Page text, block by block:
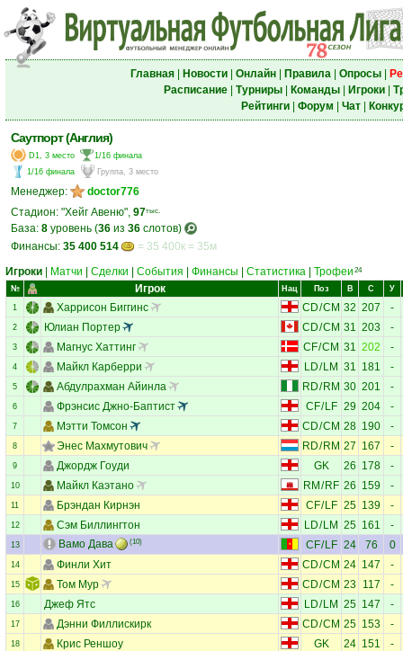
Главная| Новости| Онлайн| Правила| Опросы|
Расписание| Турниры| Команды| Игроки|
Рейтинги| Форум Чат|
Саутпорт (Англия)
D1, 3 место
1/16 финала
1/16 финала
Группа, 3 место
Менеджер:
doctor776
Стадион: "Хейг Авеню", 97тыс.
База: 8 уровень (36 из 36 слотов)
Финансы: 35 400 514
= 35 400к = 35м
Игроки
Матчи Сделки События Финансы Статистика Трофеи 24
№ Игрок Нац Поз В С У
1 Харрисон Биггинс CD/CM 32 207 -
2 Юлиан Портер CD/CM 31 203 -
3 Магнус Хаттинг CF/CM 31 202 -
4 Майкл Карберри LD/ LM 31 181 -
5 Абдулрахман Айинла RD/ RM 30 201 -
6 Фрэнсис Джно-Баптист CF/LF 29 204 -
7 Мэтти Томсон CD/CM 28 190 -
8 Энес Махмутович RD/ RM 27 167 -
9 Джордж Гоуди GK 26 178 -
10 Майкл Каэтано RM / RF 26 159 -
11 Брэндан Кирнэн CF/LF 25 139 -
12 Сэм Биллингтон LD/ LM 25 161 -
13 Вамо Дава (10) CF/LF 24 76 0
14 Финли Хит CD/CM 24 147 -
15 Том Мур CD/CM 23 117 -
16 Джеф Ятс LD/ LM 25 147 -
17 Дэнни Филлискирк CD/CM 25 153 -
18 Крис Реншоу GK 24 151 -